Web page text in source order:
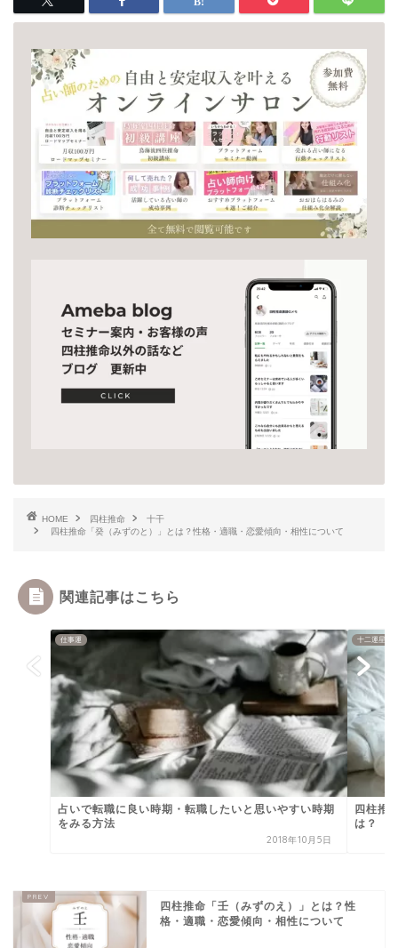
HOME 四柱推命
十干
四柱推命「癸（みずのと）」とは？性格・適職・恋愛傾向・相性について
関連記事はこちら
仕事運
占いで転職に良い時期・転職したいと思いやすい時期
をみる方法
2018年10月5日
十二運星
四柱推
は？
四柱推命「壬（みずのえ）」とは？性
格・適職・恋愛傾向・相性について